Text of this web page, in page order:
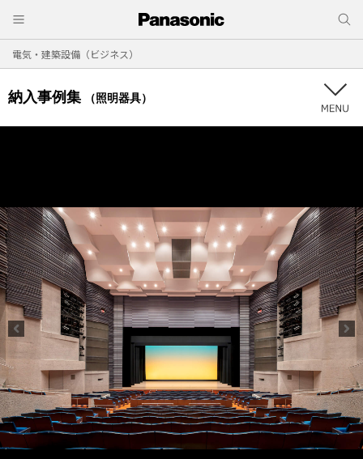
電気・建築設備（ビジネス）
納入事例集 （照明器具）